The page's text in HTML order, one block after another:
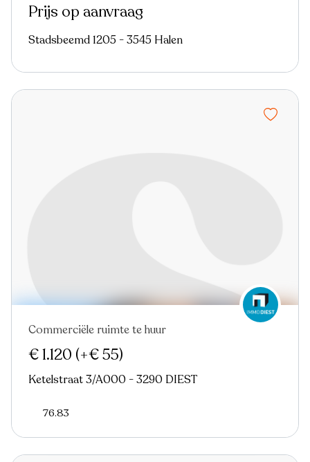
Prijs op aanvraag
Stadsbeemd 1205 - 3545 Halen
Virtual tour
Commerciële ruimte te huur
€ 1.120 (+€ 55)
Ketelstraat 3/A000 - 3290 DIEST
76.83